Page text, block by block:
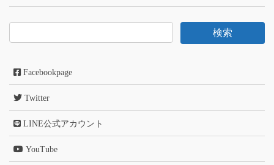
Facebookpage
Twitter
LINE公式アカウント
YouTube